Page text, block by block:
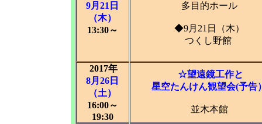
9月21日
（木）
13:30～
多目的ホール
◆9月21日（木）
つくし野館
2017年
8月26日
（土）
16:00～
19:30
☆望遠鏡工作と
星空たんけん観望会(予告
並木本館